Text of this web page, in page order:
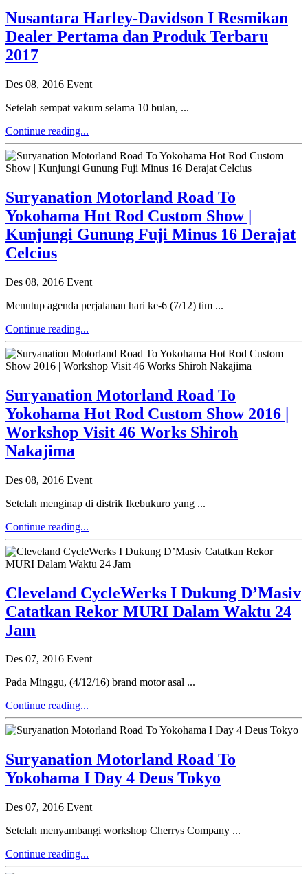
Nusantara Harley-Davidson I Resmikan
Dealer Pertama dan Produk Terbaru
2017
Des 08, 2016 Event
Setelah sempat vakum selama 10 bulan, ...
Continue reading...
Suryanation Motorland Road To
Yokohama Hot Rod Custom Show |
Kunjungi Gunung Fuji Minus 16 Derajat
Celcius
Des 08, 2016 Event
Menutup agenda perjalanan hari ke-6 (7/12) tim ...
Continue reading...
Suryanation Motorland Road To
Yokohama Hot Rod Custom Show 2016 |
Workshop Visit 46 Works Shiroh
Nakajima
Des 08, 2016 Event
Setelah menginap di distrik Ikebukuro yang ...
Continue reading...
Cleveland CycleWerks I Dukung D’Masiv
Catatkan Rekor MURI Dalam Waktu 24
Jam
Des 07, 2016 Event
Pada Minggu, (4/12/16) brand motor asal ...
Continue reading...
Suryanation Motorland Road To
Yokohama I Day 4 Deus Tokyo
Des 07, 2016 Event
Setelah menyambangi workshop Cherrys Company ...
Continue reading...